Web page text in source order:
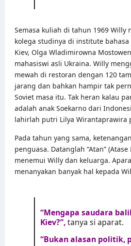
Semasa kuliah di tahun 1969 Willy
kolega studinya di institute
Kiev, Olga Wladimirowna
mahasiswi asli Ukraina. Willy
mewah di restoran dengan 120
jarang dan bahkan hampir tak
Soviet masa itu. Tak heran kalau
adalah anak Soekarno dari
lahirlah putri Lilya Wirantaprawira
Pada tahun yang sama,
penguasa. Datanglah “Atan”
menemui Willy dan keluarga.
menanyakan banyak hal kepada
“Mengapa saudara
Kiev?”,tanya si aparat.
“Bukan alasan politik,